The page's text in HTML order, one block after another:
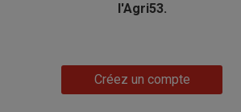
l'Agri53.
Créez un compte